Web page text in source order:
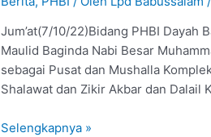
Jum’at(7/10/22)Bidang PHBI Dayah
Maulid Baginda Nabi Besar
sebagai Pusat dan Mushalla
Shalawat dan Zikir Akbar dan Dalail
Selengkapnya »